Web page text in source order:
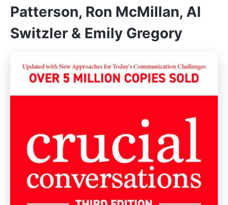
Patterson, Ron McMillan, Al
Switzler & Emily Gregory